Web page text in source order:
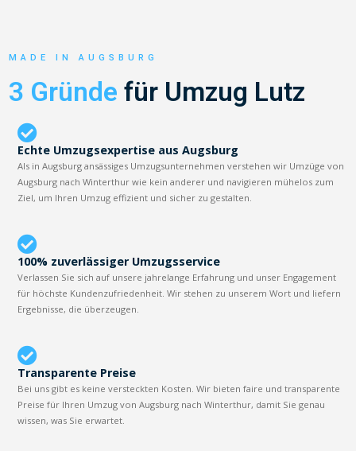
MADE IN AUGSBURG
3 Gründe für Umzug Lutz
Echte Umzugsexpertise aus Augsburg
Als in Augsburg ansässiges Umzugsunternehmen verstehen wir Umzüge von
Augsburg nach Winterthur wie kein anderer und navigieren mühelos zum
Ziel, um Ihren Umzug effizient und sicher zu gestalten.
100% zuverlässiger Umzugsservice
Verlassen Sie sich auf unsere jahrelange Erfahrung und unser Engagement
für höchste Kundenzufriedenheit. Wir stehen zu unserem Wort und liefern
Ergebnisse, die überzeugen.
Transparente Preise
Bei uns gibt es keine versteckten Kosten. Wir bieten faire und transparente
Preise für Ihren Umzug von Augsburg nach Winterthur, damit Sie genau
wissen, was Sie erwartet.